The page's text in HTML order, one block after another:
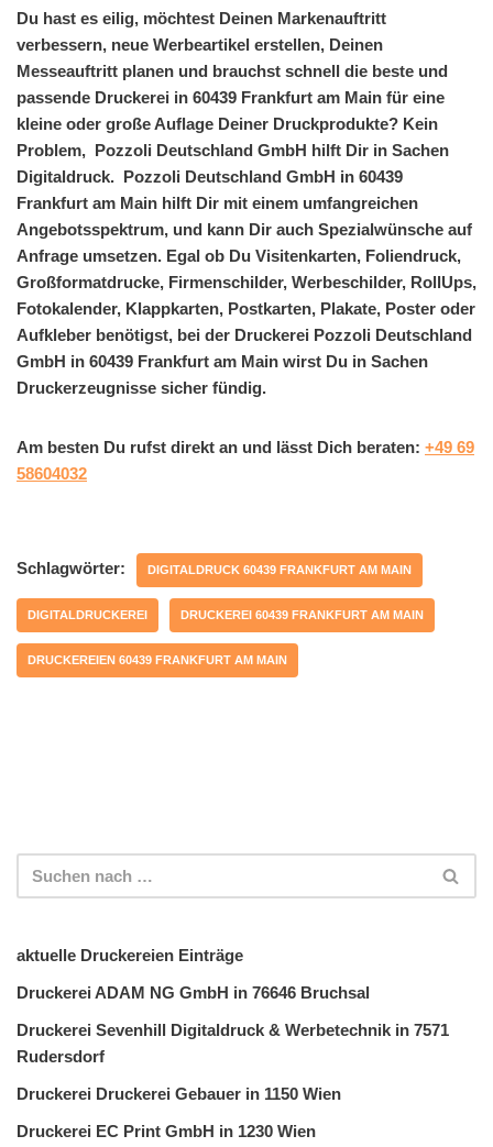
Du hast es eilig, möchtest Deinen Markenauftritt
verbessern, neue Werbeartikel erstellen, Deinen
Messeauftritt planen und brauchst schnell die beste und
passende Druckerei in 60439 Frankfurt am Main für eine
kleine oder große Auflage Deiner Druckprodukte? Kein
Problem, Pozzoli Deutschland GmbH hilft Dir in Sachen
Digitaldruck. Pozzoli Deutschland GmbH in 60439
Frankfurt am Main hilft Dir mit einem umfangreichen
Angebotsspektrum, und kann Dir auch Spezialwünsche auf
Anfrage umsetzen. Egal ob Du Visitenkarten, Foliendruck,
Großformatdrucke, Firmenschilder, Werbeschilder, RollUps,
Fotokalender, Klappkarten, Postkarten, Plakate, Poster oder
Aufkleber benötigst, bei der Druckerei Pozzoli Deutschland
GmbH in 60439 Frankfurt am Main wirst Du in Sachen
Druckerzeugnisse sicher fündig.
Am besten Du rufst direkt an und lässt Dich beraten: +49 69
58604032
Schlagwörter: DIGITALDRUCK 60439 FRANKFURT AM MAIN
DIGITALDRUCKEREI DRUCKEREI 60439 FRANKFURT AM MAIN
DRUCKEREIEN 60439 FRANKFURT AM MAIN
aktuelle Druckereien Einträge
Druckerei ADAM NG GmbH in 76646 Bruchsal
Druckerei Sevenhill Digitaldruck & Werbetechnik in 7571
Rudersdorf
Druckerei Druckerei Gebauer in 1150 Wien
Druckerei EC Print GmbH in 1230 Wien